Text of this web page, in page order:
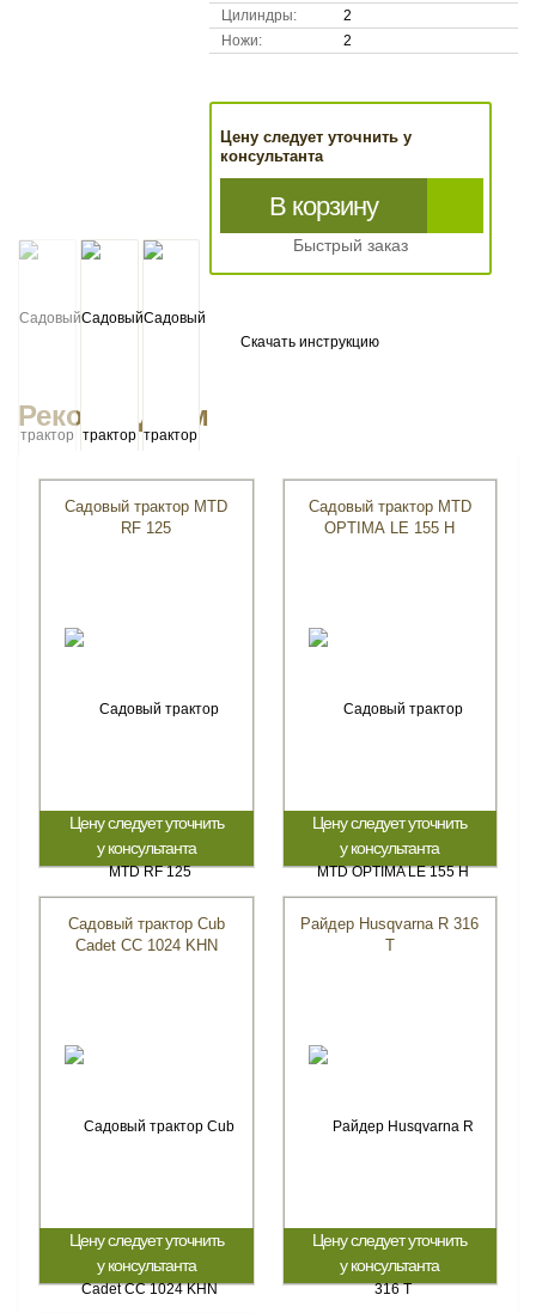
Цилиндры:
2
Ножи:
2
Цену следует уточнить у
консультанта
В корзину
Быстрый заказ
Скачать инструкцию
Рекомендуем
Садовый трактор MTD
RF 125
Цену следует уточнить
у консультанта
Садовый трактор MTD
OPTIMA LE 155 H
Цену следует уточнить
у консультанта
Садовый трактор Cub
Cadet СС 1024 KHN
Цену следует уточнить
у консультанта
Райдер Husqvarna R 316
T
Цену следует уточнить
у консультанта